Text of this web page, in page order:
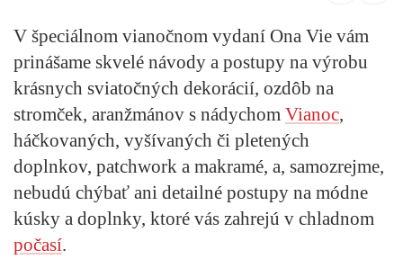
V špeciálnom vianočnom vydaní Ona Vie vám
prinášame skvelé návody a postupy na výrobu
krásnych sviatočných dekorácií, ozdôb na
stromček, aranžmánov s nádychom Vianoc,
háčkovaných, vyšívaných či pletených
doplnkov, patchwork a makramé, a, samozrejme,
nebudú chýbať ani detailné postupy na módne
kúsky a doplnky, ktoré vás zahrejú v chladnom
počasí.